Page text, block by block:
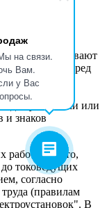
на связи.
Вам.
у Вас
Их осматривают
перед
и
для установки или
и знаков
место,
токоведущих
согласно
(правилам
В